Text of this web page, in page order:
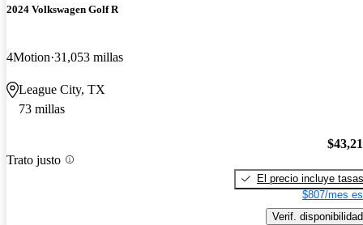
2024 Volkswagen Golf R
4Motion 31,053 millas
League City, TX
73 millas
Trato justo
El precio incluye tasas
$807/mes
Verif. disponibilidad